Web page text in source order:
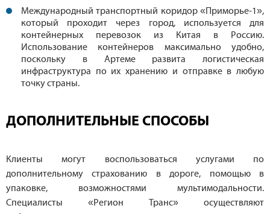
Международный транспортный коридор «Приморье-1»,
который проходит через город, используется для
контейнерных перевозок из Китая в Россию.
Использование контейнеров максимально удобно,
поскольку в Артеме развита логистическая
инфраструктура по их хранению и отправке в любую
точку страны.
ДОПОЛНИТЕЛЬНЫЕ СПОСОБЫ
Клиенты могут воспользоваться услугами по
дополнительному страхованию в дороге, помощью в
упаковке, возможностями мультимодальности.
Специалисты «Регион Транс» осуществляют